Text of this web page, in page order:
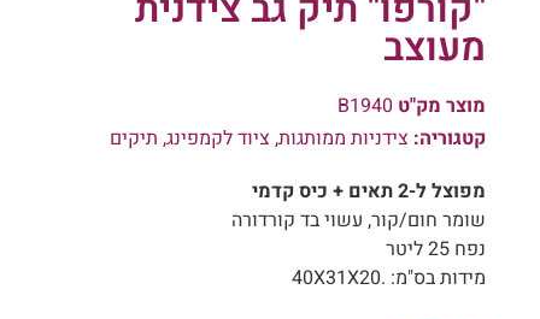
מעוצב
מוצר מק"ט B1940
קטגוריה: צידניות ממותגות, ציוד לקמפינג, תיקים
מפוצל ל-2 תאים + כיס קדמי
שומר חום/קור, עשוי בד קורדורה
נפח 25 ליטר
מידות בס"מ: .40X31X20